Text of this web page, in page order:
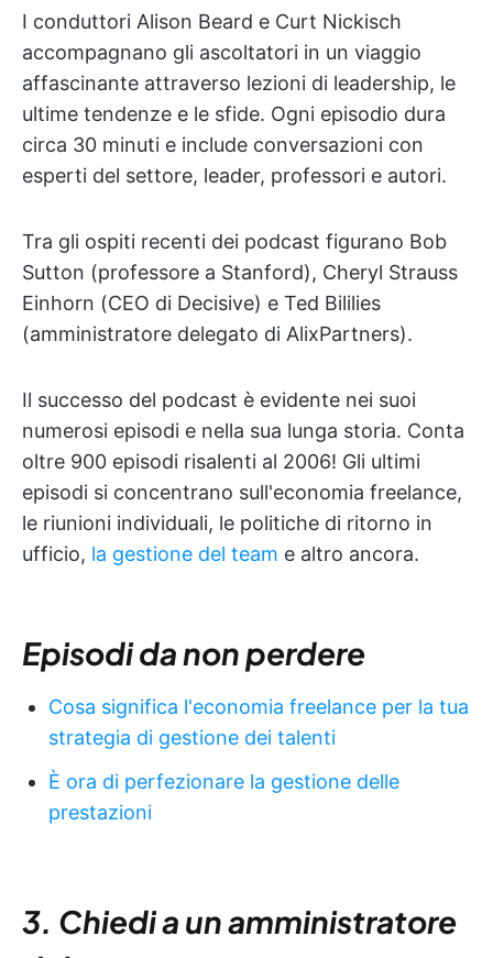
I conduttori Alison Beard e Curt Nickisch
accompagnano gli ascoltatori in un viaggio
affascinante attraverso lezioni di leadership, le
ultime tendenze e le sfide. Ogni episodio dura
circa 30 minuti e include conversazioni con
esperti del settore, leader, professori e autori.
Tra gli ospiti recenti dei podcast figurano Bob
Sutton (professore a Stanford), Cheryl Strauss
Einhorn (CEO di Decisive) e Ted Bililies
(amministratore delegato di AlixPartners).
Il successo del podcast è evidente nei suoi
numerosi episodi e nella sua lunga storia. Conta
oltre 900 episodi risalenti al 2006! Gli ultimi
episodi si concentrano sull'economia freelance,
le riunioni individuali, le politiche di ritorno in
ufficio, la gestione del team e altro ancora.
Episodi da non perdere
Cosa significa l'economia freelance per la tua
strategia di gestione dei talenti
È ora di perfezionare la gestione delle
prestazioni
3. Chiedi a un amministratore